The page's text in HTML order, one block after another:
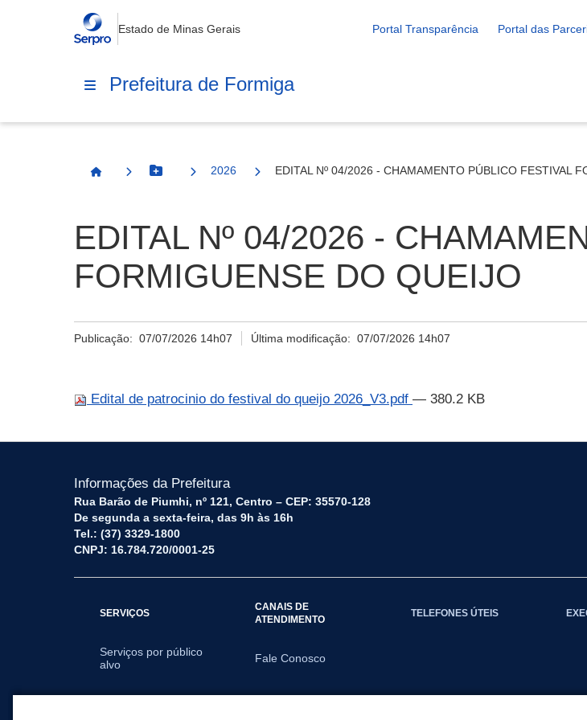
Estado de Minas Gerais Portal Transparência Portal das
Prefeitura de Formiga
Página InicialBotão Menu
2026 EDITAL Nº 04/2026 - CHAMAMENTO PÚBLICO FESTIVAL
EDITAL Nº 04/2026 -
FORMIGUENSE DO QUEIJO
Publicação: 07/07/2026 14h07 Última modificação:07/07/2026 14h07
Edital de patrocinio do festival do queijo 2026_V3.pdf — 380.2 KB
Informações da Prefeitura
Rua Barão de Piumhi, nº 121, Centro – CEP: 35570-128
De segunda a sexta-feira, das 9h às 16h
Tel.: (37) 3329-1800
CNPJ: 16.784.720/0001-25
SERVIÇOS
Serviços por público
alvo
CANAIS DE
ATENDIMENTO
Fale Conosco
TELEFONES ÚTEIS